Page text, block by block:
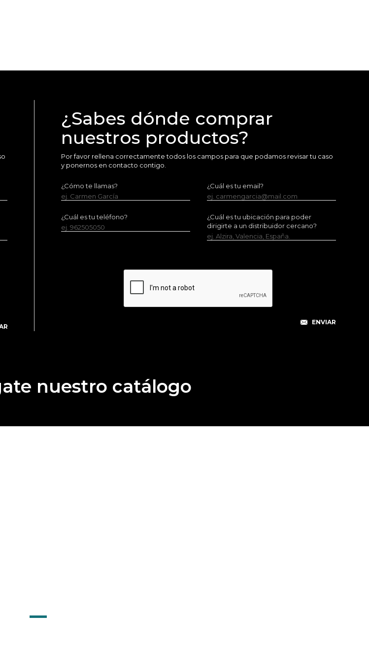
¿Sabes dónde comprar
nuestros productos?
Por favor rellena correctamente todos los campos para que podamos revisar tu caso
y ponernos en contacto contigo.
¿Cómo te llamas?
ej. Carmen García
¿Cuál es tu email?
ej. carmengarcia@mail.com
¿Cuál es tu teléfono?
ej. 962505050
¿Cuál es tu ubicación para poder
dirigirte a un distribuidor cercano?
ej. Alzira, Valencia, España.
nuestro catálogo